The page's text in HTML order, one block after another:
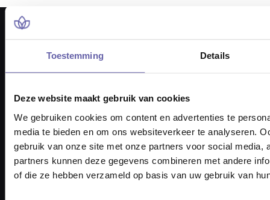
Toestemming Details
Deze website maakt gebruik van cookies
We gebruiken cookies om content en advertenties te
media te bieden en om ons websiteverkeer te analyseren.
gebruik van onze site met onze partners voor social media,
partners kunnen deze gegevens combineren met andere
of die ze hebben verzameld op basis van uw gebruik van
1114 AJ Amsterdam
vraag@gortcoaching.nl
Openingstijden: 08.30 – 17.30 uur
KvK-nummer 6817 3717
BTW nummer NL857332193B01